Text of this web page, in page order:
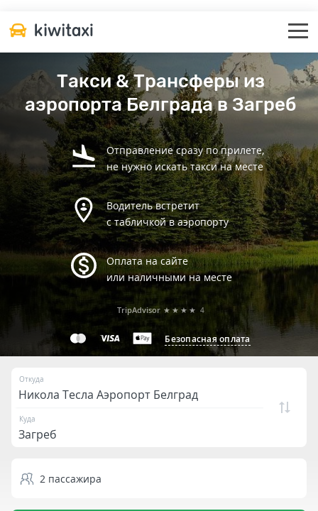
Такси & Трансферы из
аэропорта Белграда в Загреб
Отправление сразу по прилете,
не нужно искать такси на месте
Водитель встретит
с табличкой в аэропорту
Оплата на сайте
или наличными на месте
Безопасная оплата
TripAdvisor ★★★★ 4
Откуда
Куда
2 пассажира